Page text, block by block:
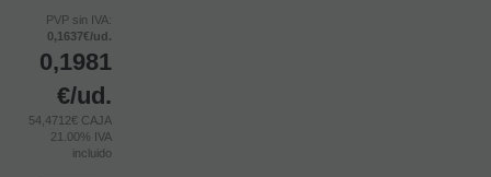
PVP sin IVA:
0,1637€/ud.
0,1981
€/ud.
54,4712€ CAJA
21.00% IVA
incluido